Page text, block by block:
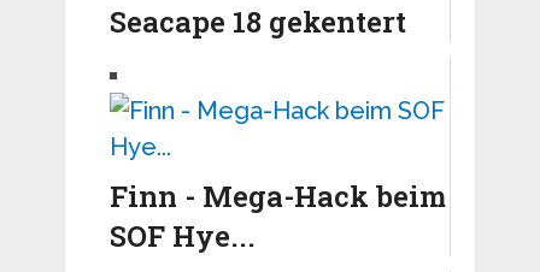
Seacape 18 gekentert
Finn - Mega-Hack beim
SOF Hye...